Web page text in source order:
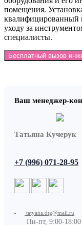
помещения.
квалифицированный
уходу за
специалисты.
Бесплатный вызов
Ваш менеджер-
Татьяна Кучерук
+7 (996) 071-28-95
tatyana.dtg@mail.ru
Пн-пт, 9:00-18:00